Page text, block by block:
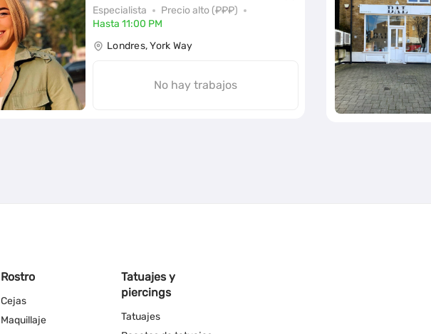
Especialista
Precio alto (₽₽₽)
Hasta 11:00 PM
Londres, York Way
No hay trabajos
Rostro
Cejas
Maquillaje
Tatuajes y
piercings
Tatuajes